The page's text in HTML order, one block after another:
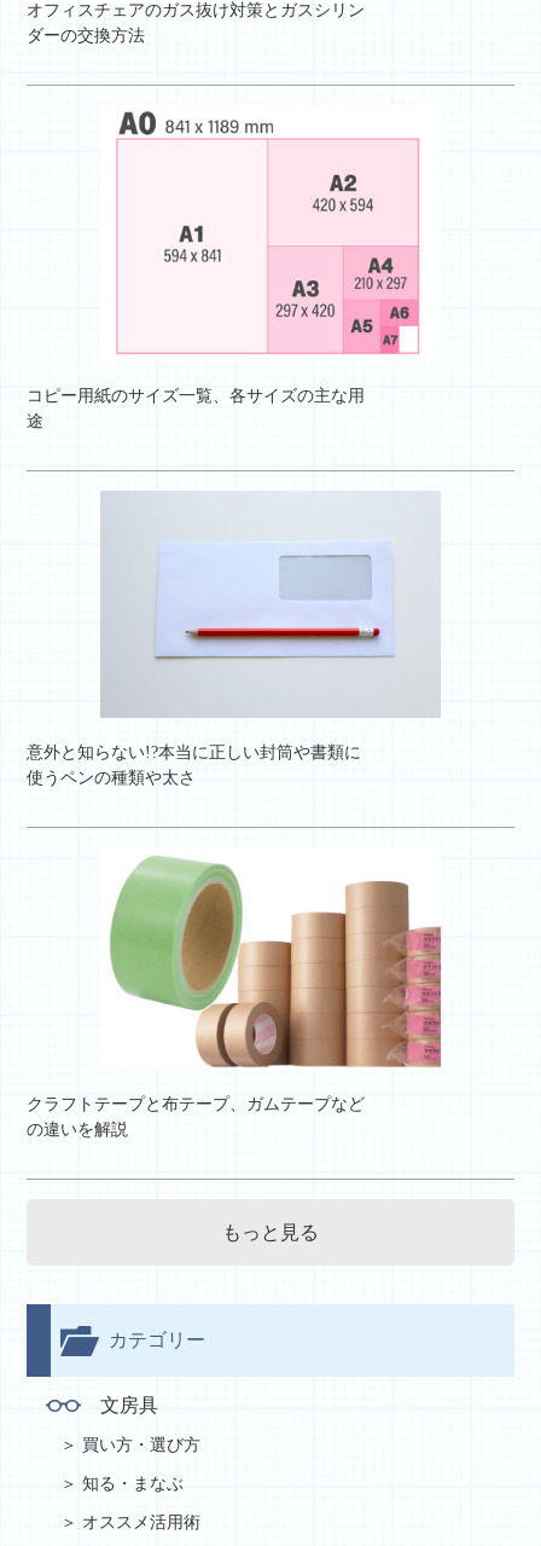
オフィスチェアのガス抜け対策とガスシリン
ダーの交換方法
コピー用紙のサイズ一覧、各サイズの主な用
途
意外と知らない!?本当に正しい封筒や書類に
使うペンの種類や太さ
クラフトテープと布テープ、ガムテープなど
の違いを解説
もっと見る
カテゴリー
文房具
買い方・選び方
知る・まなぶ
オススメ活用術